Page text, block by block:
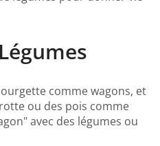
comme wagons, et
ou des pois comme
avec des légumes ou